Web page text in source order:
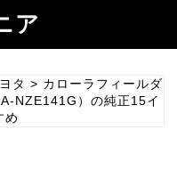
ア
タ > カローラフィールダ
NZE141G）の純正15イ
め